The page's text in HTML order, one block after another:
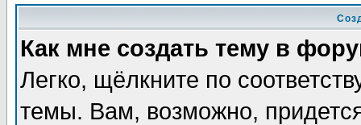
Как мне создать тему в
Легко, щёлкните по
темы. Вам, возможно,